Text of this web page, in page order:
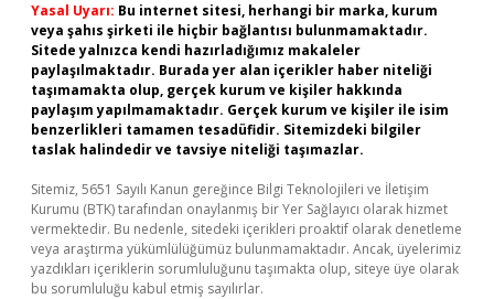
Yasal Uyarı: Bu internet sitesi, herhangi bir marka, kurum
veya şahıs şirketi ile hiçbir bağlantısı bulunmamaktadır.
Sitede yalnızca kendi hazırladığımız makaleler
paylaşılmaktadır. Burada yer alan içerikler haber niteliği
taşımamakta olup, gerçek kurum ve kişiler hakkında
paylaşım yapılmamaktadır. Gerçek kurum ve kişiler ile isim
benzerlikleri tamamen tesadüfidir. Sitemizdeki bilgiler
taslak halindedir ve tavsiye niteliği taşımazlar.
Sitemiz, 5651 Sayılı Kanun gereğince Bilgi Teknolojileri ve İletişim
Kurumu (BTK) tarafından onaylanmış bir Yer Sağlayıcı olarak hizmet
vermektedir. Bu nedenle, sitedeki içerikleri proaktif olarak denetleme
veya araştırma yükümlülüğümüz bulunmamaktadır. Ancak, üyelerimiz
yazdıkları içeriklerin sorumluluğunu taşımakta olup, siteye üye olarak
bu sorumluluğu kabul etmiş sayılırlar.